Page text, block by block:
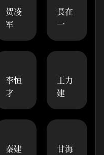
贺凌
军
長在
一
李恒
才
王力
建
秦建
甘海